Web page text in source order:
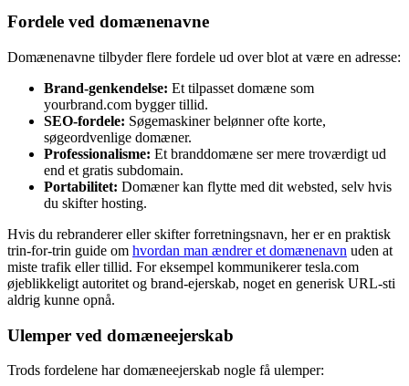
Fordele ved domænenavne
Domænenavne tilbyder flere fordele ud over blot at være en adresse:
Brand-genkendelse: Et tilpasset domæne som
yourbrand.com bygger tillid.
SEO-fordele: Søgemaskiner belønner ofte korte,
søgeordvenlige domæner.
Professionalisme: Et branddomæne ser mere troværdigt ud
end et gratis subdomain.
Portabilitet: Domæner kan flytte med dit websted, selv hvis
du skifter hosting.
Hvis du rebranderer eller skifter forretningsnavn, her er en praktisk
trin-for-trin guide om hvordan man ændrer et domænenavn uden at
miste trafik eller tillid. For eksempel kommunikerer tesla.com
øjeblikkeligt autoritet og brand-ejerskab, noget en generisk URL-sti
aldrig kunne opnå.
Ulemper ved domæneejerskab
Trods fordelene har domæneejerskab nogle få ulemper: